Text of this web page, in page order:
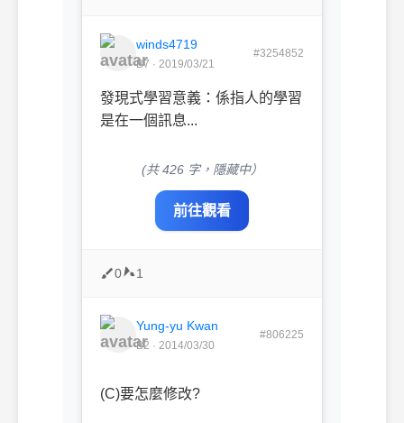
winds4719
B7 · 2019/03/21
#3254852
發現式學習意義：係指人的學習
是在一個訊息...
(共 426 字，隱藏中）
前往觀看
0 1
Yung-yu Kwan
B2 · 2014/03/30
#806225
(C)要怎麼修改?